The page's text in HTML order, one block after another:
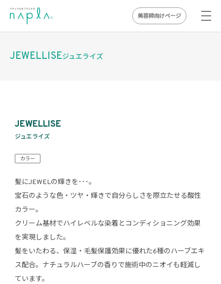
美容師向けページ
JEWELLISEジュエライズ
JEWELLISE
ジュエライズ
カラー
髪にJEWELの輝きを･･･。
宝石のような色・ツヤ・輝きで自分らしさを際立たせる酸性
カラー。
クリーム基材でハイレベルな染着とコンディショニング効果
を実現しました。
髪をいたわる、保湿・毛髪保護効果に優れた6種のハーブエキ
ス配合。ナチュラルハーブの香りで施術中のニオイも軽減し
ています。